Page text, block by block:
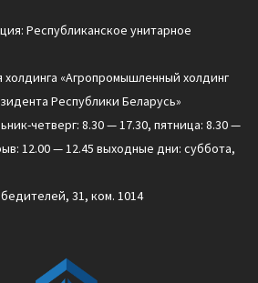
Республиканское унитарное
холдинга «Агропромышленный холдинг
Республики Беларусь»
четверг: 8.30 — 17.30, пятница: 8.30 —
12.00 — 12.45 выходные дни: суббота,
31, ком. 1014